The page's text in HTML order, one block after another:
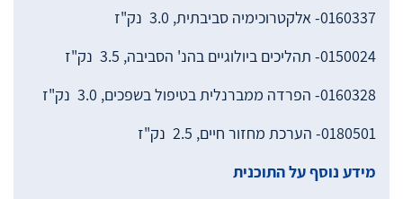
0160337- אלקטרוכימיה סביבתית, 3.0 נק"ז
0150024- תהליכים ביולוגיים בהנ' הסביבה, 3.5 נק"ז
0160328- הפרדה ממברנלית בטיפול בשפכים, 3.0 נק"ז
0180501- הערכת מחזור חיים, 2.5 נק"ז
מידע נוסף על התוכנית